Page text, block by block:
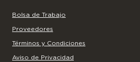
Bolsa de Trabajo
Proveedores
Términos y Condiciones
Aviso de Privacidad